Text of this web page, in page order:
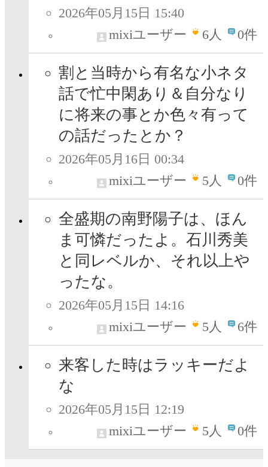
2026年05月15日 15:40
mixiユーザー
6人 0件
割と当時から有名な小ネタ
話で忙中閑あり＆自分なり
に将来の事とか色々有って
の話だったとか？
2026年05月16日 00:34
mixiユーザー
5人 0件
全盛期の南野陽子は、ほん
ま可憐だったよ。石川秀美
と同レベルか、それ以上や
ったな。
2026年05月15日 14:16
mixiユーザー
5人 6件
来客した時はラッキーだよ
な
2026年05月15日 12:19
mixiユーザー
5人 0件